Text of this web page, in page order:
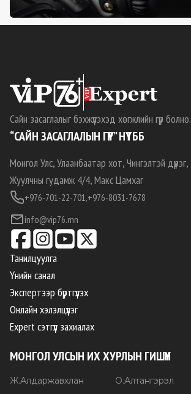
Сайн засаглалыг бэхжүүлэхэд хөгжлийн гүүр болно.
“САЙН ЗАСАГЛАЛЫН ГҮҮР” НҮТББ
Монгол Улс, Улаанбаатар хот, Чингэлтэй дүүрэг,
Жуулчны гудамж 4/4, Макс Цамхаг
+976-701-22-701,+976-8031-7678
info@vip76.mn
Танилцуулга
Үнийн санал
Экспертээр бүртгүүлэх
Онлайн хэлэлцүүлэг
Expert сэтгүүл захиалах
МОНГОЛ УЛСЫН ИХ ХУРЛЫН ГИШҮҮН
Ж.Алдаржавхлан О.Алтангэрэл